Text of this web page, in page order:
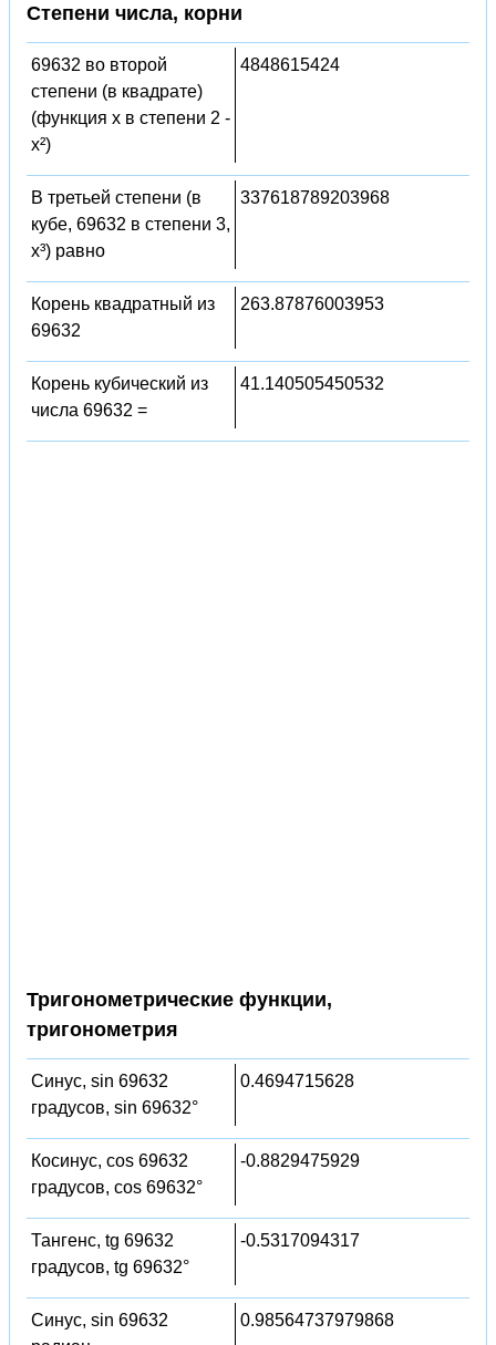
Степени числа, корни
69632 во второй
степени (в квадрате)
(функция x в степени 2 -
x²)
4848615424
В третьей степени (в
кубе, 69632 в степени 3,
x³) равно
337618789203968
Корень квадратный из
69632
263.87876003953
Корень кубический из
числа 69632 =
41.140505450532
Тригонометрические функции,
тригонометрия
Синус, sin 69632
градусов, sin 69632°
0.4694715628
Косинус, cos 69632
градусов, cos 69632°
-0.8829475929
Тангенс, tg 69632
градусов, tg 69632°
-0.5317094317
Синус, sin 69632
0.98564737979868